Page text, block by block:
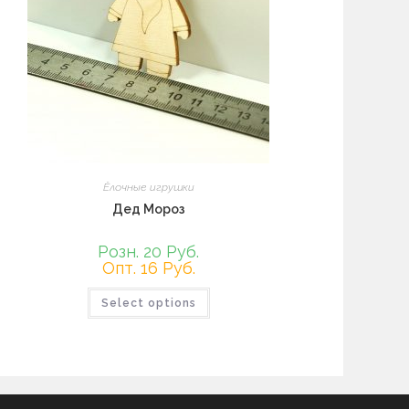
Ёлочные игрушки
Дед Мороз
Розн. 20 Руб.
Опт. 16 Руб.
Select options